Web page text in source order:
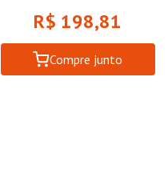
R$ 198,81
Compre junto